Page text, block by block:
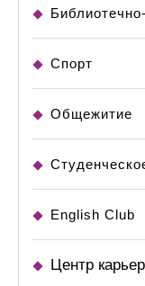
Спорт
Общежитие
English Club
Центр